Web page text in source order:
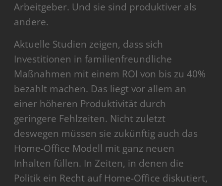
Arbeitgeber. Und sie sind produktiver als
andere.
Aktuelle Studien zeigen, dass sich
Investitionen in familienfreundliche
Maßnahmen mit einem ROI von bis zu 40%
bezahlt machen. Das liegt vor allem an
einer höheren Produktivität durch
geringere Fehlzeiten. Nicht zuletzt
deswegen müssen sie zukünftig auch das
Home-Office Modell mit ganz neuen
Inhalten füllen. In Zeiten, in denen die
Politik ein Recht auf Home-Office diskutiert,